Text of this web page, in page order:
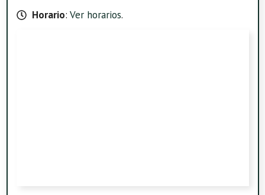
Horario: Ver horarios.